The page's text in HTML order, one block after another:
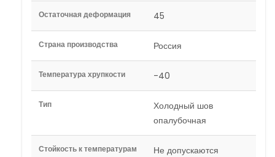
Остаточная деформация 45
Страна производства Россия
Температура хрупкости -40
Тип
Холодный шов
опалубочная
Стойкость к температурам
Не допускаются